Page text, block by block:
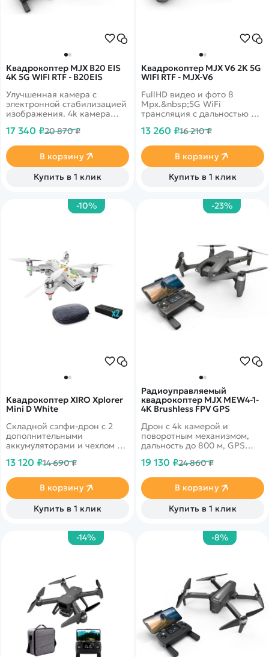
Квадрокоптер MJX B20 EIS
4K 5G WIFI RTF - B20EIS
Улучшенная камера с
электронной стабилизацией
изображения. 4k камера
разрешении&nbsp;&nbsp;3840x2160@30Fps.
17 340 ₽20 870 ₽
В корзину
Купить в 1 клик
Квадрокоптер MJX V6 2K 5G
WIFI RTF - MJX-V6
FullHD видео и фото 8
Mpx.&nbsp;5G WiFi
трансляция с дальностью до
возврат домой
13 260 ₽16 210 ₽
В корзину
Купить в 1 клик
-10%
Квадрокоптер XIRO Xplorer
Mini D White
Складной сэлфи-дрон с 2
дополнительными
аккумуляторами и чехлом в
HD-камера 13 Мп,
полета. Дальность 100 м.
Время полета 15 минут.
13 120 ₽14 690 ₽
В корзину
Купить в 1 клик
-23%
Радиоуправляемый
квадрокоптер MJX MEW4-1-
4K Brushless FPV GPS
Дрон с 4k камерой и
поворотным механизмом,
дальность до 800 м, GPS
19 130 ₽24 860 ₽
В корзину
Купить в 1 клик
-14% -8%